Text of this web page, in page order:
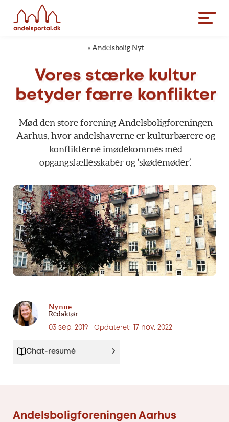
« Andelsbolig Nyt
Vores stærke kultur
betyder færre konflikter
Mød den store forening Andelsboligforeningen
Aarhus, hvor andelshaverne er kulturbærere og
konflikterne imødekommes med
opgangsfællesskaber og ‘skødemøder’.
Nynne
Redaktør
03 sep. 2019 Opdateret: 17 nov. 2022
Chat-resumé
Andelsboligforeningen Aarhus